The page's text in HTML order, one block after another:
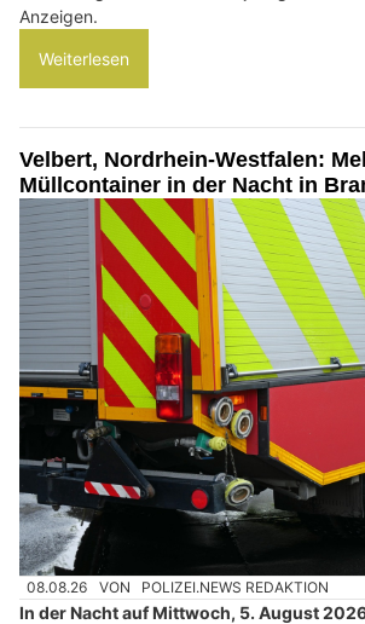
Anzeigen.
Weiterlesen
Velbert, Nordrhein-Westfalen:
Müllcontainer in der Nacht in
08.08.26 VON POLIZEI.NEWS REDAKTION
In der Nacht auf Mittwoch, 5. August